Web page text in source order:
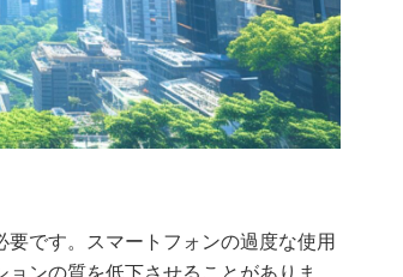
です。スマートフォンの過度な使用
ンの質を低下させることがありま